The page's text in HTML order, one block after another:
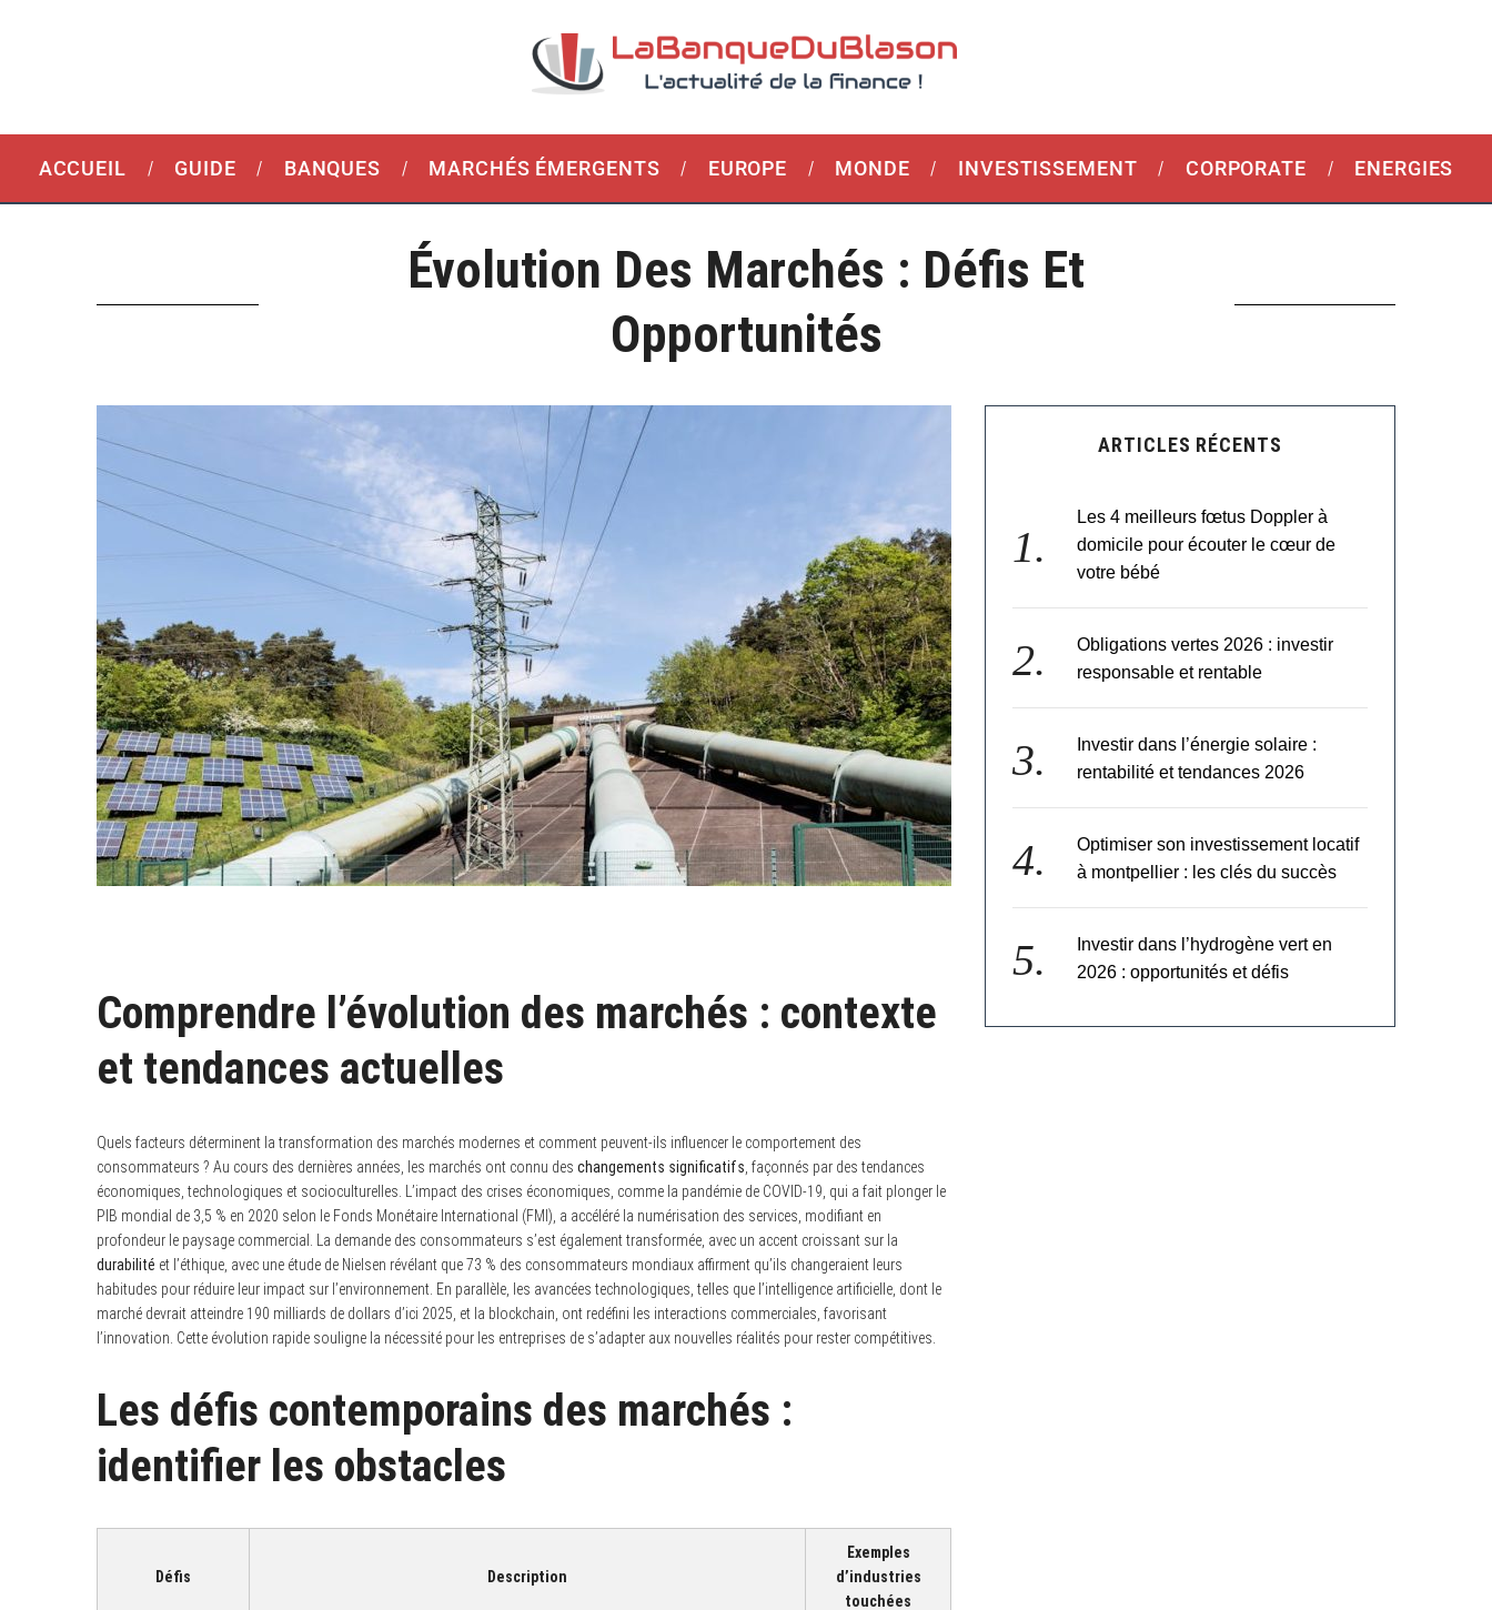
ACCUEIL GUIDE BANQUES MARCHÉS ÉMERGENTS EUROPE MONDE INVESTISSEMENT CORPORATE ENERGIES
Évolution Des Marchés : Défis Et
Opportunités
Comprendre l’évolution des marchés : contexte
et tendances actuelles
Quels facteurs déterminent la transformation des marchés modernes et comment peuvent-ils influencer le comportement des
consommateurs ? Au cours des dernières années, les marchés ont connu des changements significatifs , façonnés par des tendances
économiques, technologiques et socioculturelles. L’impact des crises économiques, comme la pandémie de COVID-19, qui a fait plonger le
PIB mondial de 3,5 % en 2020 selon le Fonds Monétaire International (FMI), a accéléré la numérisation des services, modifiant en
profondeur le paysage commercial. La demande des consommateurs s’est également transformée, avec un accent croissant sur la
durabilité et l’éthique, avec une étude de Nielsen révélant que 73 % des consommateurs mondiaux affirment qu’ils changeraient leurs
habitudes pour réduire leur impact sur l’environnement. En parallèle, les avancées technologiques, telles que l’intelligence artificielle, dont le
marché devrait atteindre 190 milliards de dollars d’ici 2025, et la blockchain, ont redéfini les interactions commerciales, favorisant
l’innovation. Cette évolution rapide souligne la nécessité pour les entreprises de s’adapter aux nouvelles réalités pour rester compétitives.
Les défis contemporains des marchés :
identifier les obstacles
Défis Description
Exemples
d’industries
touchées
ARTICLES RÉCENTS
Les 4 meilleurs fœtus Doppler à
domicile pour écouter le cœur de
votre bébé
Obligations vertes 2026 : investir
responsable et rentable
Investir dans l’énergie solaire :
rentabilité et tendances 2026
Optimiser son investissement locatif
à montpellier : les clés du succès
Investir dans l’hydrogène vert en
2026 : opportunités et défis